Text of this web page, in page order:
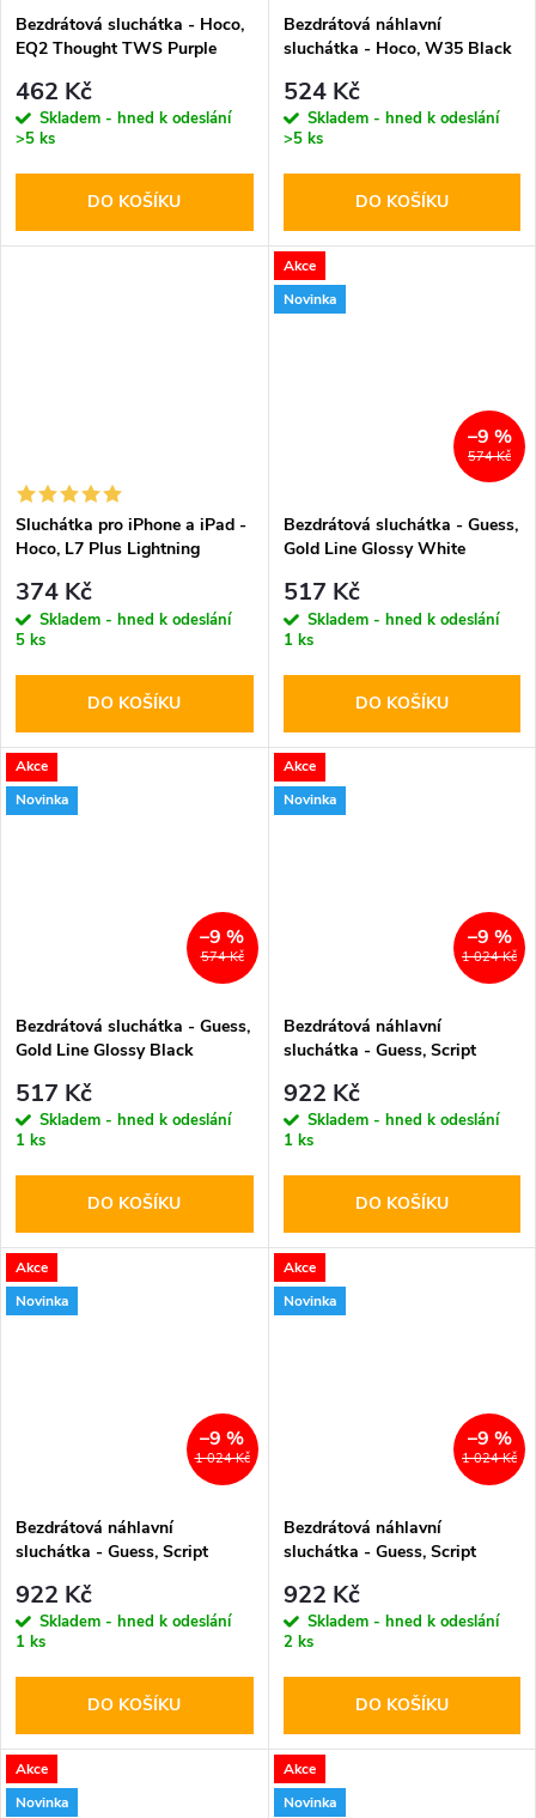
Bezdrátová sluchátka - Hoco,
EQ2 Thought TWS Purple
462 Kč
Skladem - hned k odeslání
>5 ks
DO KOŠÍKU
Bezdrátová náhlavní
sluchátka - Hoco, W35 Black
524 Kč
Skladem - hned k odeslání
>5 ks
DO KOŠÍKU
Sluchátka pro iPhone a iPad -
Hoco, L7 Plus Lightning
374 Kč
Skladem - hned k odeslání
5 ks
DO KOŠÍKU
Akce
Novinka
574 Kč
–9 %
Bezdrátová sluchátka - Guess,
Gold Line Glossy White
517 Kč
Skladem - hned k odeslání
1 ks
DO KOŠÍKU
Akce
Novinka
574 Kč
–9 %
Bezdrátová sluchátka - Guess,
Gold Line Glossy Black
517 Kč
Skladem - hned k odeslání
1 ks
DO KOŠÍKU
Akce
Novinka
1 024 Kč
–9 %
Bezdrátová náhlavní
sluchátka - Guess, Script
922 Kč
Skladem - hned k odeslání
1 ks
DO KOŠÍKU
Akce
Novinka
1 024 Kč
–9 %
Bezdrátová náhlavní
sluchátka - Guess, Script
922 Kč
Skladem - hned k odeslání
1 ks
DO KOŠÍKU
Akce
Novinka
1 024 Kč
–9 %
Bezdrátová náhlavní
sluchátka - Guess, Script
922 Kč
Skladem - hned k odeslání
2 ks
DO KOŠÍKU
Akce
Novinka
Akce
Novinka